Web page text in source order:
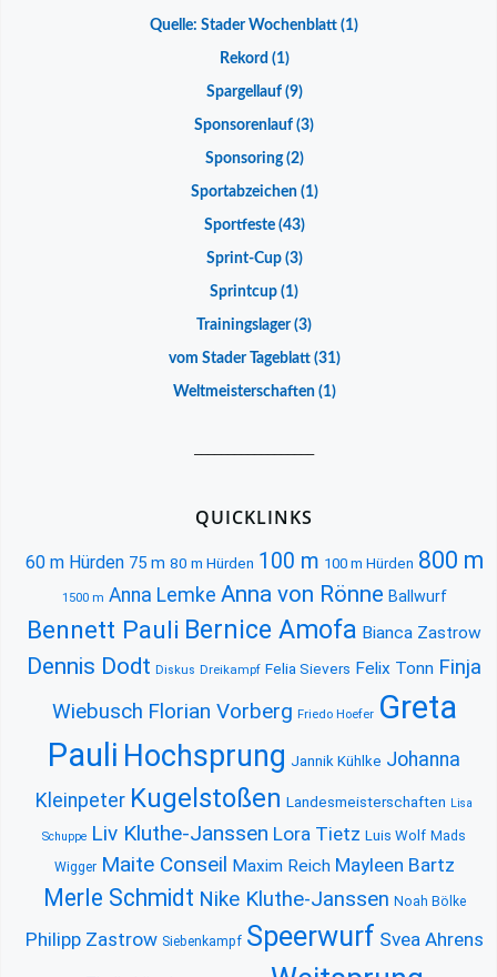
Quelle: Stader Wochenblatt (1)
Rekord (1)
Spargellauf(9)
Sponsorenlauf (3)
Sponsoring(2)
Sportabzeichen(1)
Sportfeste(43)
Sprint-Cup(3)
Sprintcup (1)
Trainingslager(3)
vom Stader Tageblatt(31)
Weltmeisterschaften(1)
QUICKLINKS
60 m Hürden 75 m 80 m Hürden 100 m 100 m Hürden 800 m
1500 m Anna Lemke Anna von Rönne Ballwurf
Bennett Pauli Bernice Amofa Bianca Zastrow
Dennis Dodt Diskus Dreikampf Felia Sievers Felix Tonn Finja
Wiebusch Florian Vorberg Friedo Hoefer Greta
Pauli Hochsprung Jannik Kühlke Johanna
Kleinpeter Kugelstoßen Landesmeisterschaften Lisa
Schuppe Liv Kluthe-Janssen Lora Tietz Luis Wolf Mads
Wigger Maite Conseil Maxim Reich Mayleen Bartz
Merle Schmidt Nike Kluthe-Janssen Noah Bölke
Philipp Zastrow Siebenkampf Speerwurf Svea Ahrens